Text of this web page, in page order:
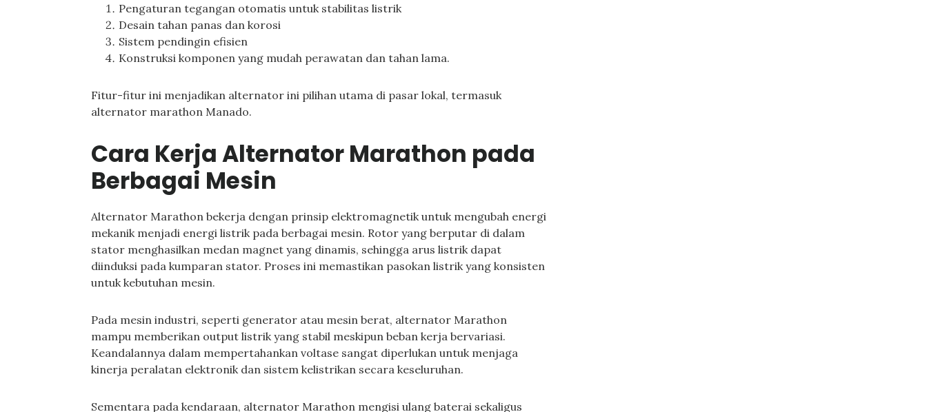
Pengaturan tegangan otomatis untuk stabilitas listrik
Desain tahan panas dan korosi
Sistem pendingin efisien
Konstruksi komponen yang mudah perawatan dan tahan lama.
Fitur-fitur ini menjadikan alternator ini pilihan utama di pasar lokal, termasuk
alternator marathon Manado.
Cara Kerja Alternator Marathon pada
Berbagai Mesin
Alternator Marathon bekerja dengan prinsip elektromagnetik untuk mengubah energi
mekanik menjadi energi listrik pada berbagai mesin. Rotor yang berputar di dalam
stator menghasilkan medan magnet yang dinamis, sehingga arus listrik dapat
diinduksi pada kumparan stator. Proses ini memastikan pasokan listrik yang konsisten
untuk kebutuhan mesin.
Pada mesin industri, seperti generator atau mesin berat, alternator Marathon
mampu memberikan output listrik yang stabil meskipun beban kerja bervariasi.
Keandalannya dalam mempertahankan voltase sangat diperlukan untuk menjaga
kinerja peralatan elektronik dan sistem kelistrikan secara keseluruhan.
Sementara pada kendaraan, alternator Marathon mengisi ulang baterai sekaligus